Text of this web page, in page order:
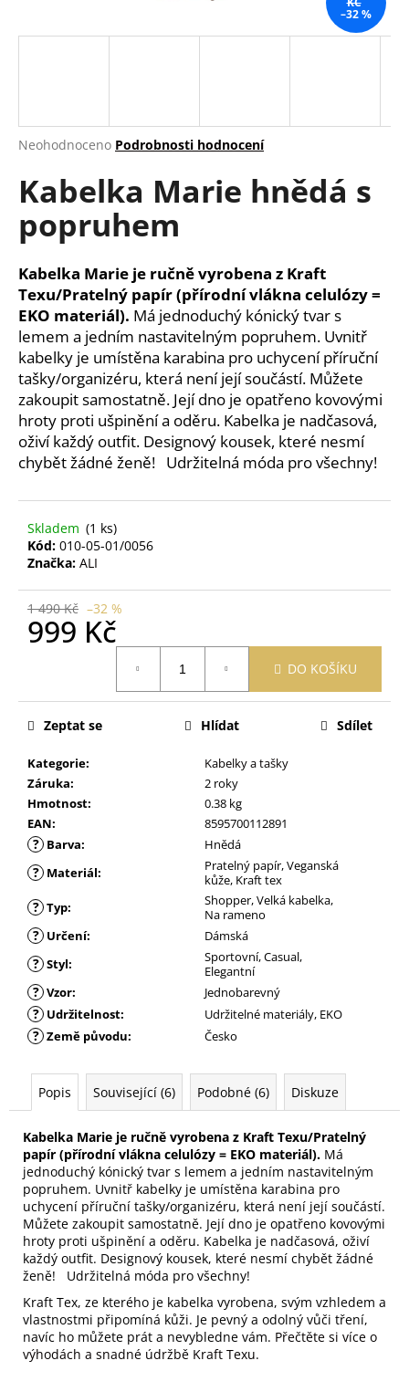
Průměrné
produktu
je
5
hvězdiček.
Neohodnoceno Podrobnosti hodnocení
Kabelka Marie hnědá s
popruhem
Kabelka Marie je ručně vyrobena z Kraft
Texu/Pratelný papír (přírodní vlákna celulózy =
EKO materiál). Má jednoduchý kónický tvar s
lemem a jedním nastavitelným popruhem. Uvnitř
kabelky je umístěna karabina pro uchycení příruční
tašky/organizéru, která není její součástí. Můžete
zakoupit samostatně. Její dno je opatřeno kovovými
hroty proti ušpinění a oděru. Kabelka je nadčasová,
oživí každý outfit. Designový kousek, které nesmí
chybět žádné ženě! Udržitelná móda pro všechny!
Skladem (1 ks)
Kód: 010-05-01/0056
Značka: ALI
1 490 Kč –32 %
999 Kč
DO KOŠÍKU
Kategorie:
Kabelky a tašky
Záruka:
2 roky
Hmotnost:
0.38 kg
EAN: 8595700112891
? Barva: Hnědá
? Materiál:
Pratelný papír, Veganská
kůže, Kraft tex
? Typ:
Shopper, Velká kabelka,
Na rameno
? Určení: Dámská
? Styl:
Sportovní, Casual,
Elegantní
? Vzor: Jednobarevný
? Udržitelnost: Udržitelné materiály, EKO
? Země původu: Česko
Zeptat se Hlídat Sdílet
–32 %
Popis Související (6) Podobné (6) Diskuze
Kabelka Marie je ručně vyrobena z Kraft Texu/Pratelný
papír (přírodní vlákna celulózy = EKO materiál). Má
jednoduchý kónický tvar s lemem a jedním nastavitelným
popruhem. Uvnitř kabelky je umístěna karabina pro
uchycení příruční tašky/organizéru, která není její součástí.
Můžete zakoupit samostatně. Její dno je opatřeno kovovými
hroty proti ušpinění a oděru. Kabelka je nadčasová, oživí
každý outfit. Designový kousek, které nesmí chybět žádné
ženě! Udržitelná móda pro všechny!
Kraft Tex, ze kterého je kabelka vyrobena, svým vzhledem a
vlastnostmi připomíná kůži. Je pevný a odolný vůči tření,
navíc ho můžete prát a nevybledne vám. Přečtěte si více o
výhodách a snadné údržbě Kraft Texu.
j
?
D
o
p
o
r
u
č
u
j
e
PURITY
BIO
MĚSÍČKOVÁ
ZINKOVÁ
MAST
189